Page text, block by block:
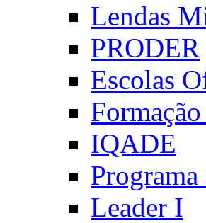
Lendas
PRODER
Escolas
IQADE
Leader I